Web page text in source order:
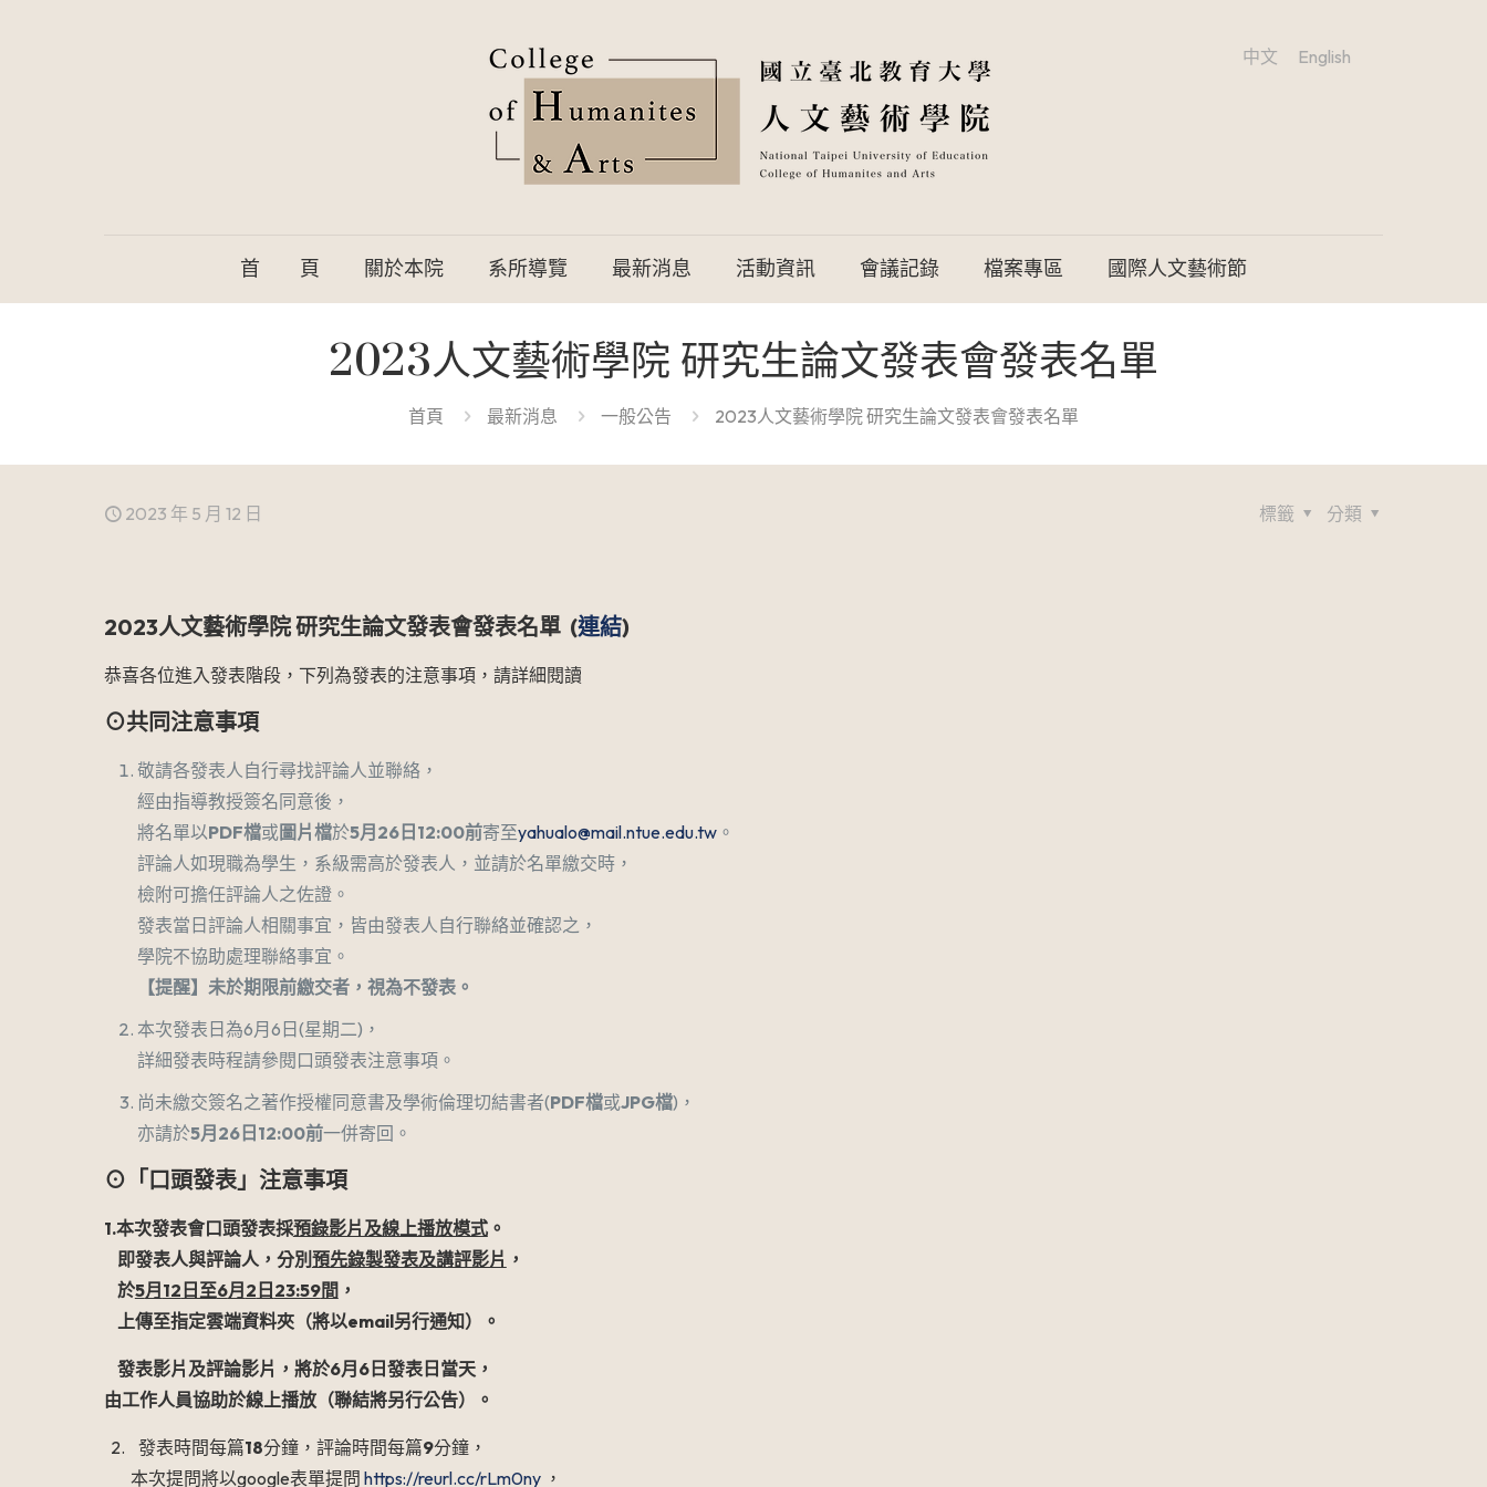
首 頁 關於本院 系所導覽 最新消息 活動資訊 會議記錄 檔案專區 國際人文藝術節
中文 English
2023人文藝術學院 研究生論文發表會發表名單
首頁 最新消息 一般公告 2023人文藝術學院 研究生論文發表會發表名單
2023 年 5 月 12 日 分類
標籤
2023人文藝術學院研究生論文發表會發表名單(連結)
恭喜各位進入發表階段，下列為發表的注意事項，請詳細閱讀
⊙共同注意事項
敬請各發表人自行尋找評論人並聯絡，
經由指導教授簽名同意後，
將名單以PDF檔或圖片檔於5月 26日 12:00前寄至yahualo@mail.ntue.edu.tw。
評論人如現職為學生，系級需高於發表人，並請於名單繳交時，
檢附可擔任評論人之佐證。
發表當日評論人相關事宜，皆由發表人自行聯絡並確認之，
學院不協助處理聯絡事宜。
【提醒】未於期限前繳交者，視為不發表。
本次發表日為6月6日(星期二)，
詳細發表時程請參閱口頭發表注意事項。
尚未繳交簽名之著作授權同意書及學術倫理切結書者(PDF檔或JPG檔)，
亦請於5月 26日 12:00前一併寄回。
⊙「口頭發表」注意事項
1.本次發表會口頭發表採預錄影片及線上播放模式。
即發表人與評論人，分別 預先錄製發表及講評影片 ，
於5月 12 日至6月 2 日 23:59間 ，
上傳至指定雲端資料夾（將以email另行通知）。
發表影片及評論影片，將於6月 6日發表日當天，
由工作人員協助於線上播放（聯結將另行公告）。
2. 發表時間每篇18分鐘，評論時間每篇9分鐘，
本次提問將以google表單提問 https://reurl.cc/rLm0ny，